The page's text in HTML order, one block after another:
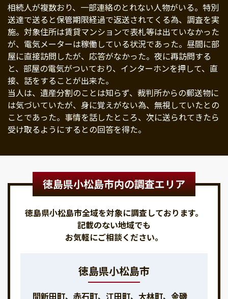
相続人が複数おり、一部連絡のとれない人物がいる。特別
送達で送ると保管期限経過で返送されてくる為、調査を実
施。対象住所は賃貸マンションで表札等は出ていなかった
が、電気メーターは稼働している状況であった。昼間に部
屋に直接訪問したが、応答がなかった。夜に再訪問する
と、部屋の電気がついており、インターホンを押して、直
接、話をすることが出来た。
当人は、遺産分割のことは知らず、裁判所からの郵送物に
は気づいていたが、身に覚えがない為、無視していたとの
ことであった。事情を話したところ、次に送られてきたら
受け取るようにするとの回答を得た。
徳島県小松島市内の調査エリア
徳島県小松島市全域を対象に調査しております。
記載のない地域でも
お気軽にご相談ください。
徳島県小松島市
間新田町、赤石町、江田町、大林町、金磯